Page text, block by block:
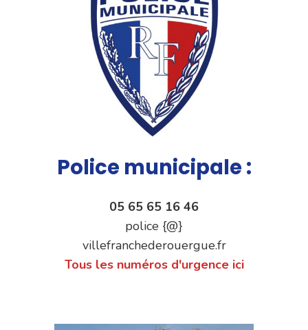
Police municipale :
05 65 65 16 46
police {@}
villefranchederouergue.fr
Tous les numéros d'urgence ici